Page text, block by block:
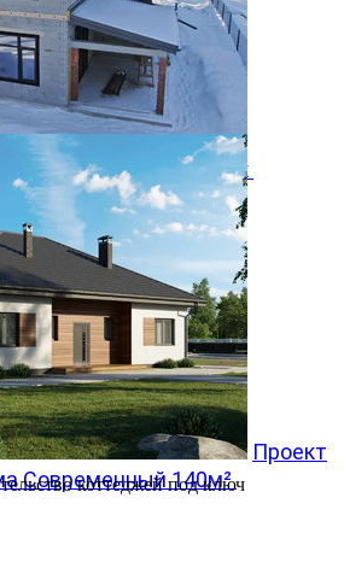
366м² в КП Заповедник
Проект
Современный 140м²
коттеджей под ключ